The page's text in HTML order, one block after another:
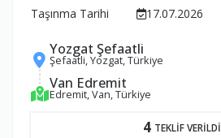
Taşınma Tarihi
17.07.2026
Yozgat Şefaatli
Şefaatli, Yozgat, Türkiye
Van Edremit
Edremit, Van, Türkiye
4 TEKLİF VERİLDİ